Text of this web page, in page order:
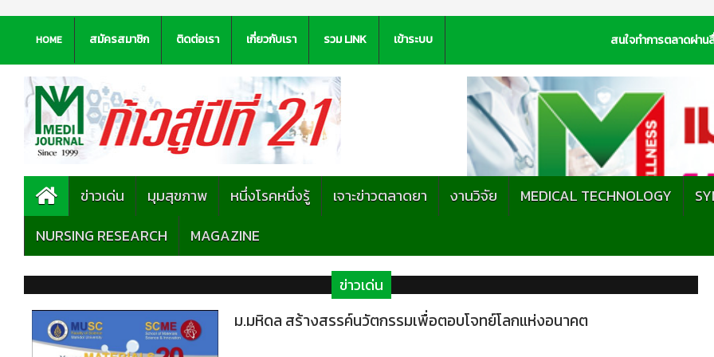
HOME สมัครสมาชิก ติดต่อเรา เกี่ยวกับเรา รวม LINK เข้าระบบ สนใจทำการตลาดผ่า
ข่าวเด่น มุมสุขภาพ หนึ่งโรคหนึ่งรู้ เจาะข่าวตลาดยา งานวิจัย MEDICAL TECHNOLOGY
NURSING RESEARCH
MAGAZINE
ข่าวเด่น
ม.มหิดล สร้างสรรค์นวัตกรรมเพื่อตอบโจทย์โลกแห่งอนาคต